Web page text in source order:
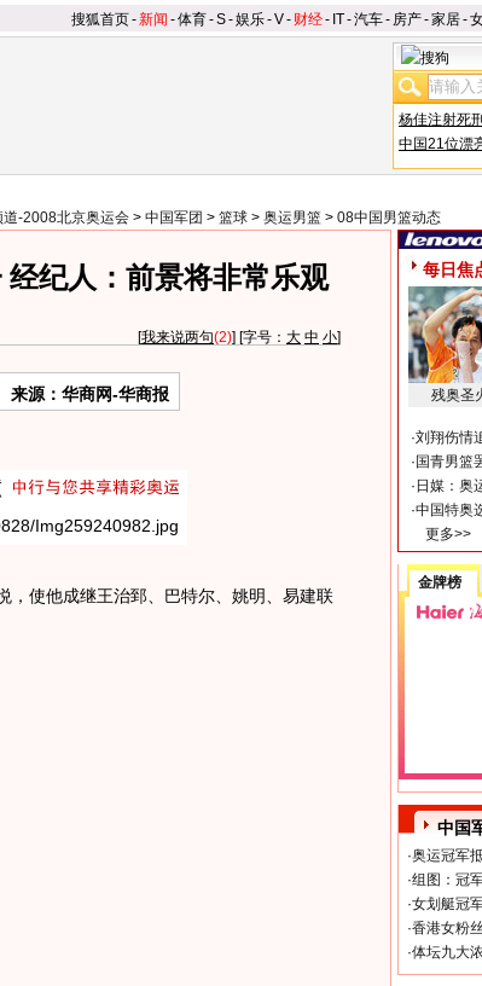
搜狐首页-新闻 -体育-S-娱乐-V- 财经- IT-汽车- 房产-家居-
杨佳注射死刑
中国21位漂
道-2008北京奥运会 > 中国军团 > 篮球 > 奥运男篮 > 08中国男篮动态
纪人：前景将非常乐观
[我来说两句(2)] [字号： 大 中 小]
来源：华商网-华商报
使他成继王治郅、巴特尔、姚明、易建联
每日焦
残奥圣
·刘翔伤情
· 国青男篮
· 日媒：奥
·中国特奥
更多>>
金牌榜
中国
·奥运冠军
·组图：冠
·女划艇冠
·香港女粉
·体坛九大